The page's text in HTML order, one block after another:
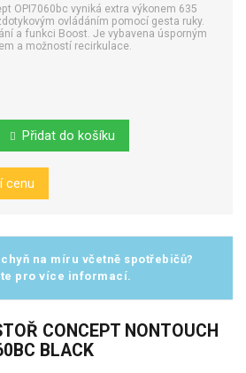
OPI7060bc vyniká extra výkonem 635
ovládáním pomocí gesta ruky.
a funkci Boost. Je vybavena úsporným
a možností recirkulace.
Přidat do košíku
cenu
na míru včetně spotřebičů?
pro více informací.
CONCEPT NONTOUCH
BLACK